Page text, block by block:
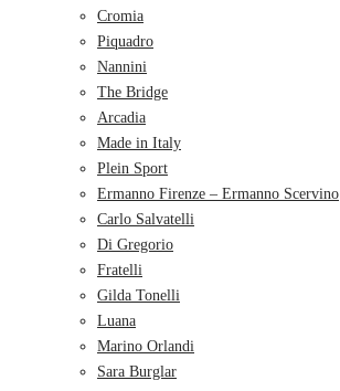
Cromia
Piquadro
Nannini
The Bridge
Arcadia
Made in Italy
Plein Sport
Ermanno Firenze – Ermanno Scervino
Carlo Salvatelli
Di Gregorio
Fratelli
Gilda Tonelli
Luana
Marino Orlandi
Sara Burglar